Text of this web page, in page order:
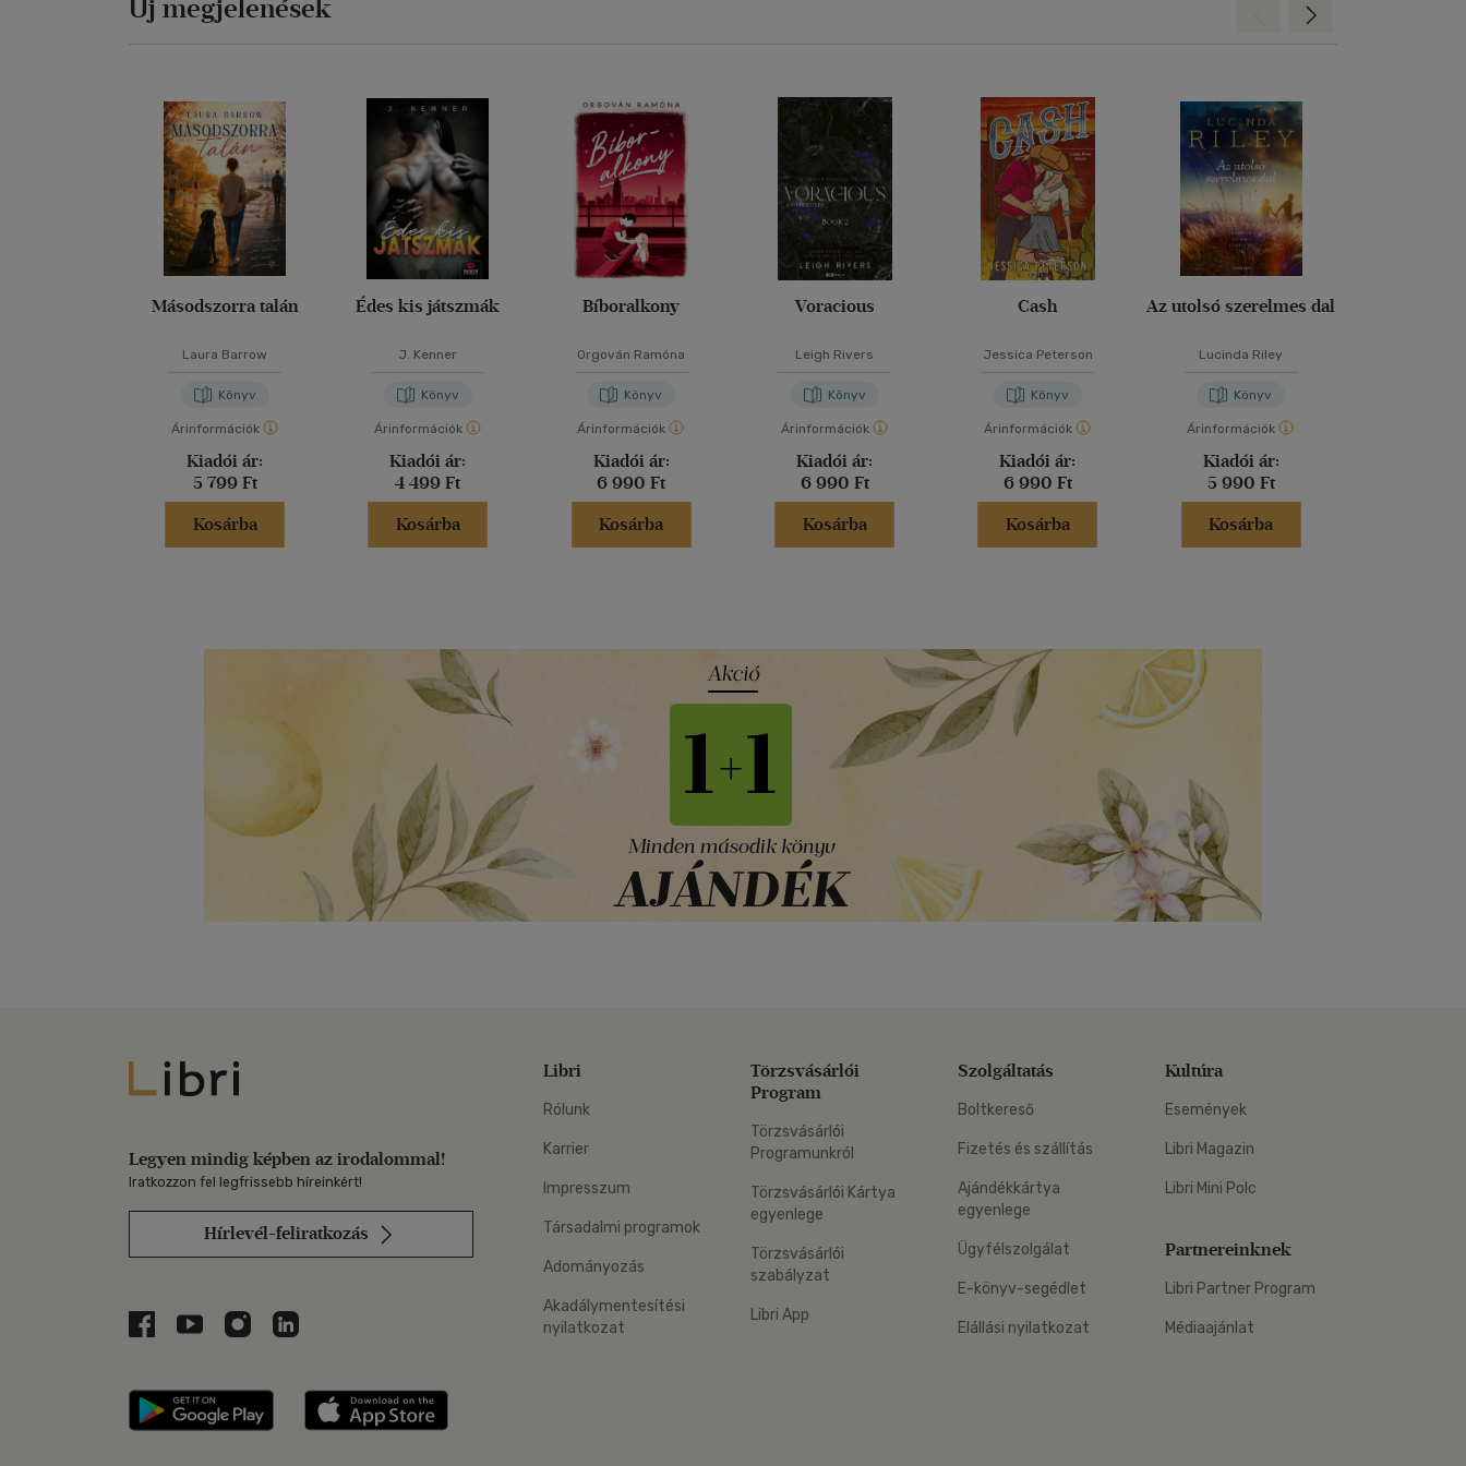
Új megjelenések
Másodszorra talán
Laura Barrow
Könyv
Árinformációk
Kiadói ár:
5 799 Ft
Kosárba
Édes kis játszmák
J. Kenner
Könyv
Árinformációk
Kiadói ár:
4 499 Ft
Kosárba
Bíboralkony
Orgován Ramóna
Könyv
Árinformációk
Kiadói ár:
6 990 Ft
Kosárba
Voracious
Leigh Rivers
Könyv
Árinformációk
Kiadói ár:
6 990 Ft
Kosárba
Cash
Jessica Peterson
Könyv
Árinformációk
Kiadói ár:
6 990 Ft
Kosárba
Az utolsó szerelmes dal
Lucinda Riley
Könyv
Árinformációk
Kiadói ár:
5 990 Ft
Kosárba
Előre
Libri
Legyen mindig képben az irodalommal!
Iratkozzon fel legfrissebb híreinkért!
Hírlevél-feliratkozás
Libri a Facebookon
Libri a Youtube-on
Libri az Instagramon
Libri a LinkedInen
Libri applikáció Szerezd meg: Google Play
Libri
Rólunk
Karrier
Impresszum
Társadalmi programok
Adományozás
Akadálymentesítési
nyilatkozat
Törzsvásárlói
Program
Törzsvásárlói
Programunkról
Törzsvásárlói Kártya
egyenlege
Törzsvásárlói
szabályzat
Libri App
Szolgáltatás
Boltkereső
Fizetés és szállítás
Ajándékkártya
egyenlege
Ügyfélszolgálat
E-könyv-segédlet
Elállási nyilatkozat
Kultúra
Események
Libri Magazin
Libri Mini Polc
Partnereinknek
Libri Partner Program
Médiaajánlat